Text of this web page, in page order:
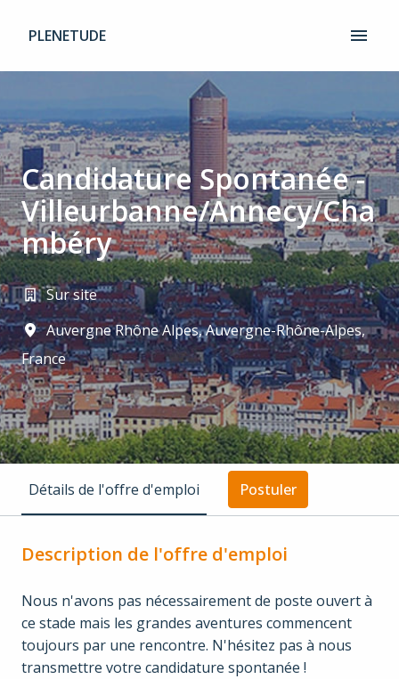
PLENETUDE
Page d'accueil
Candidature Spontanée -
Villeurbanne/Annecy/Cha
mbéry
Sur site
Auvergne Rhône Alpes,Auvergne-Rhône-Alpes,
France
Détails de l'offre d'emploi Postuler
Description de l'offre d'emploi
Nous n'avons pas nécessairement de poste ouvert à
ce stade mais les grandes aventures commencent
toujours par une rencontre. N'hésitez pas à nous
transmettre votre candidature spontanée !